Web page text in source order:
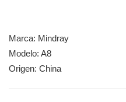
Marca: Mindray
Modelo: A8
Origen: China